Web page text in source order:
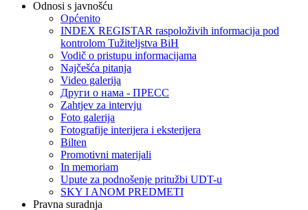
Odnosi s javnošću
Općenito
INDEX REGISTAR raspoloživih informacija pod
kontrolom Tužiteljstva BiH
Vodič o pristupu informacijama
Najčešća pitanja
Video galerija
Други о нама - ПРЕСC
Zahtjev za intervju
Foto galerija
Fotografije interijera i eksterijera
Bilten
Promotivni materijali
In memoriam
Upute za podnošenje pritužbi UDT-u
SKY I ANOM PREDMETI
Pravna suradnja